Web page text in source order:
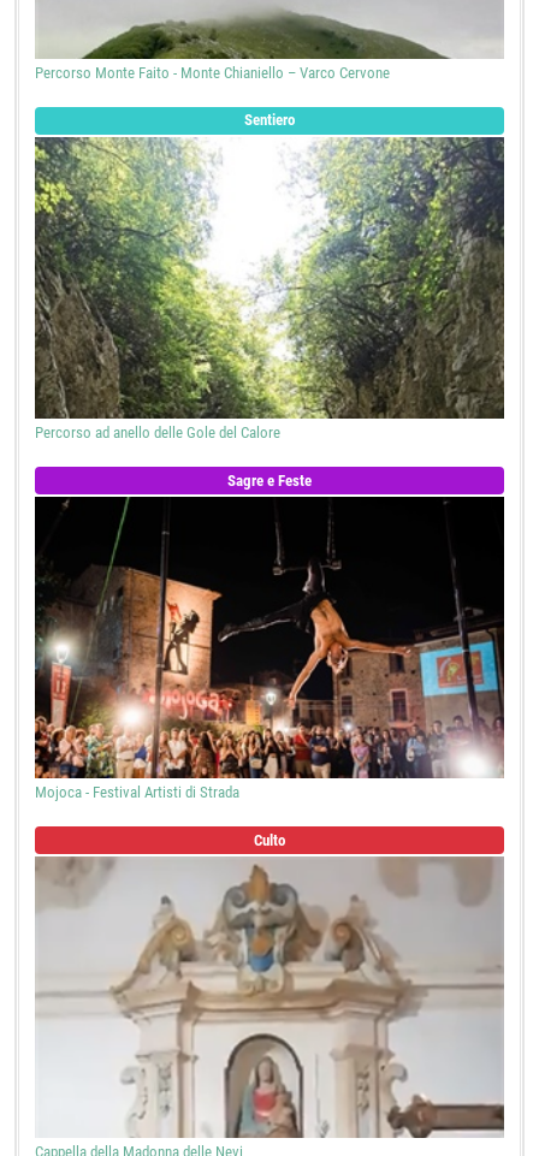
Percorso Monte Faito - Monte Chianiello – Varco Cervone
Sentiero
Percorso ad anello delle Gole del Calore
Sagre e Feste
Mojoca - Festival Artisti di Strada
Culto
Cappella della Madonna delle Nevi